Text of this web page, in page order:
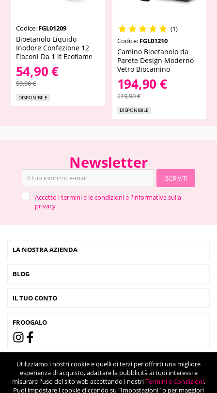
Utilizziamo i nostri cookie e quelli di terzi per offrirti una migliore
esperienza di acquisto, adattare la pubblicità ai tuoi interessi e
misurare l'uso del sito web accettando i nostriTermini e Condizioni.
Puoi impostare i cookie cliccando su "Impostazioni" o per maggiori
Codice: FGL01209
Bioetanolo Liquido
Inodore Confezione 12
Flaconi Da 1 lt Ecoflame
54,90 €
59,90 €
DISPONIBILE
 (1)
Codice: FGL01210
Camino Bioetanolo da
Parete Design Moderno
Vetro Biocamino
194,90 €
219,90 €
DISPONIBILE
Newsletter
ISCRIVITI
Accetto i termini e le condizioni e l'informativa sulla
privacy
LA NOSTRA AZIENDA
BLOG
IL TUO CONTO
FROOGALO